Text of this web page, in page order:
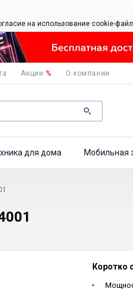
на использование cookie-
Акции % О компании
для дома Мобильная
Коротко